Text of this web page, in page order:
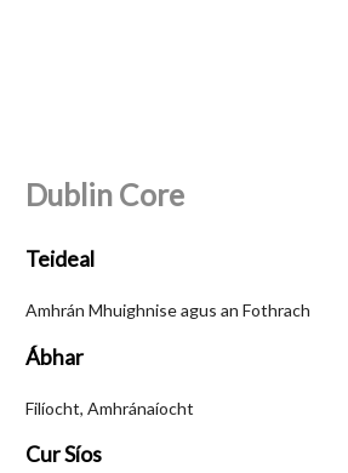
Dublin Core
Teideal
Amhrán Mhuighnise agus an Fothrach
Ábhar
Filíocht, Amhránaíocht
Cur Síos